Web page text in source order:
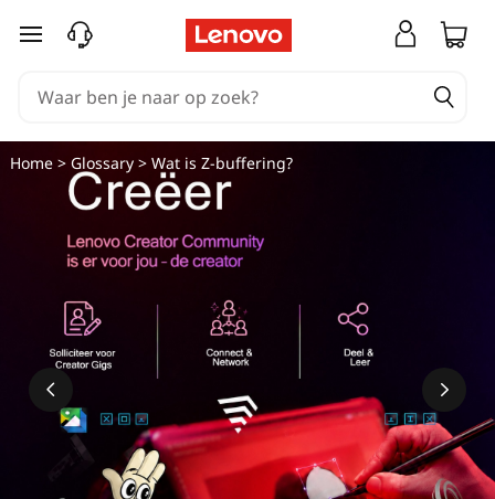
W
Ga naar de hoofdinhoud
Home> Glossary> Wat is Z-buffering?